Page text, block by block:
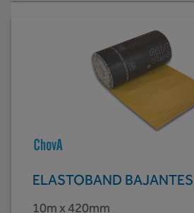
ELASTOBAND
10m x 420mm